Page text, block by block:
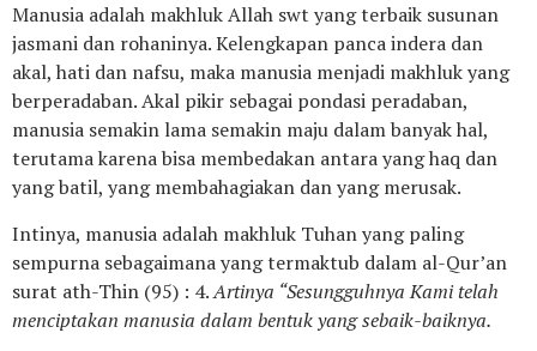
Manusia adalah makhluk Allah swt yang terbaik susunan
jasmani dan rohaninya. Kelengkapan panca indera dan
akal, hati dan nafsu, maka manusia menjadi makhluk yang
berperadaban. Akal pikir sebagai pondasi peradaban,
manusia semakin lama semakin maju dalam banyak hal,
terutama karena bisa membedakan antara yang haq dan
yang batil, yang membahagiakan dan yang merusak.
Intinya, manusia adalah makhluk Tuhan yang paling
sempurna sebagaimana yang termaktub dalam al-Qur’an
surat ath-Thin (95) : 4.Artinya “Sesungguhnya Kami telah
menciptakan manusia dalam bentuk yang sebaik-baiknya.